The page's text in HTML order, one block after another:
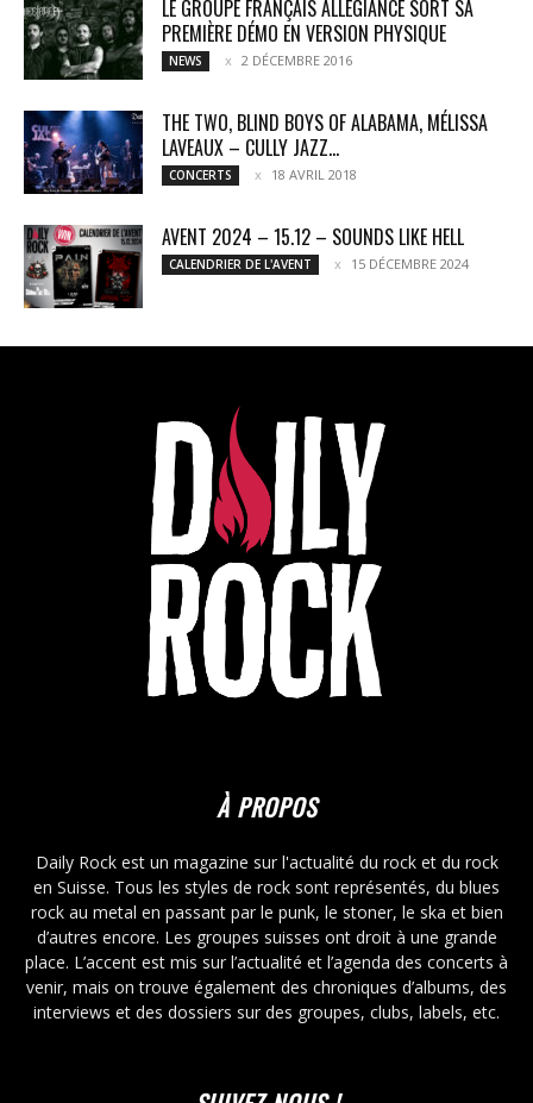
LE GROUPE FRANÇAIS ALLEGIANCE SORT SA
PREMIÈRE DÉMO EN VERSION PHYSIQUE
NEWS 2 DÉCEMBRE 2016
THE TWO, BLIND BOYS OF ALABAMA, MÉLISSA
LAVEAUX – CULLY JAZZ...
CONCERTS 18 AVRIL 2018
AVENT 2024 – 15.12 – SOUNDS LIKE HELL
CALENDRIER DE L'AVENT 15 DÉCEMBRE 2024
À PROPOS
Daily Rock est un magazine sur l'actualité du rock et du rock
en Suisse. Tous les styles de rock sont représentés, du blues
rock au metal en passant par le punk, le stoner, le ska et bien
d’autres encore. Les groupes suisses ont droit à une grande
place. L’accent est mis sur l’actualité et l’agenda des concerts à
venir, mais on trouve également des chroniques d’albums, des
interviews et des dossiers sur des groupes, clubs, labels, etc.